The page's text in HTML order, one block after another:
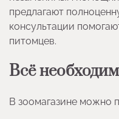
предлагают
консультации
питомцев.
Всё
В зоомагазине можно